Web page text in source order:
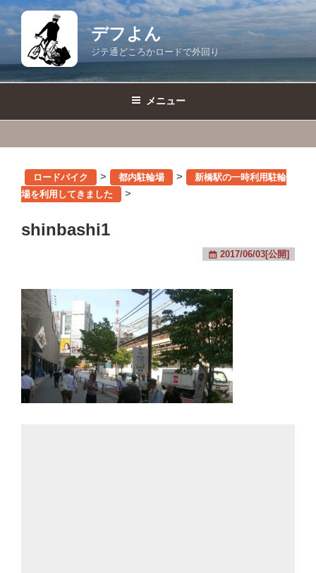
コ
ン
デフよん
ジテ通どころかロードで外回り
メニュー
ロードバイク > 都内駐輪場 >
新橋駅の一時利用駐輪
場を利用してきました
>
shinbashi1
2017/06/03[公開]